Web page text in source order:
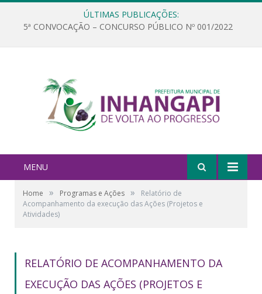
ÚLTIMAS PUBLICAÇÕES:
5ª CONVOCAÇÃO – CONCURSO PÚBLICO Nº 001/2022
MENU
Home » Programas e Ações »
Relatório de
Acompanhamento da execução das Ações (Projetos e
Atividades)
RELATÓRIO DE ACOMPANHAMENTO DA
EXECUÇÃO DAS AÇÕES (PROJETOS E